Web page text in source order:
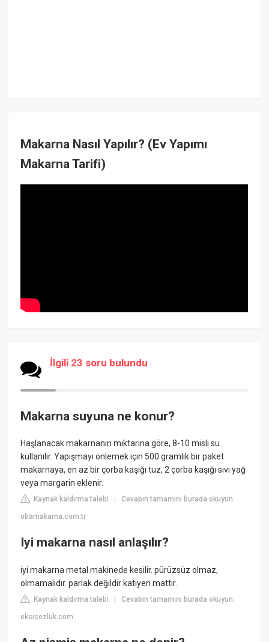
Makarna Nasıl Yapılır? (Ev Yapımı
Makarna Tarifi)
İlgili 23 soru bulundu
Makarna suyuna ne konur?
Haşlanacak makarnanın miktarına göre, 8-10 misli su
kullanılır. Yapışmayı önlemek için 500 gramlık bir paket
makarnaya, en az bir çorba kaşığı tuz, 2 çorba kaşığı sıvı yağ
veya margarin eklenir.
Kaynak kaldırma talebi |Cevabın tamamını burada okuyun:
obamakarna.com.tr
Iyi makarna nasıl anlaşılır?
iyi makarna metal makinede kesilir. pürüzsüz olmaz,
olmamalıdır. parlak değildir katiyen mattır.
Kaynak kaldırma talebi |Cevabın tamamını burada okuyun:
eksisozluk.com